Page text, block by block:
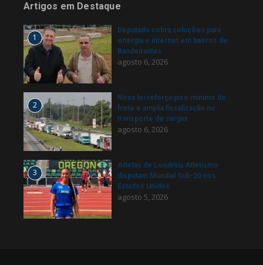
Artigos em Destaque
1
Deputado cobra soluções para
energia e internet em bairros de
Bandeirantes
agosto 6, 2026
2
Nova lei reforça piso mínimo do
frete e amplia fiscalização no
transporte de cargas
agosto 6, 2026
3
Atletas de Londrina Atletismo
disputam Mundial Sub-20 nos
Estados Unidos
agosto 5, 2026